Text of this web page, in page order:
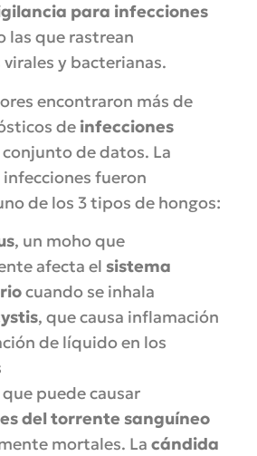
para infecciones
las que rastrean
y bacterianas.
encontraron más de
de infecciones
conjunto de datos. La
fueron
de los 3 tipos de hongos:
, un moho que
afecta el sistema
cuando se inhala
, que causa inflamación
de líquido en los
que puede causar
del torrente sanguíneo
mortales. La cándida